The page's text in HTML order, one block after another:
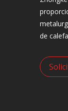
de